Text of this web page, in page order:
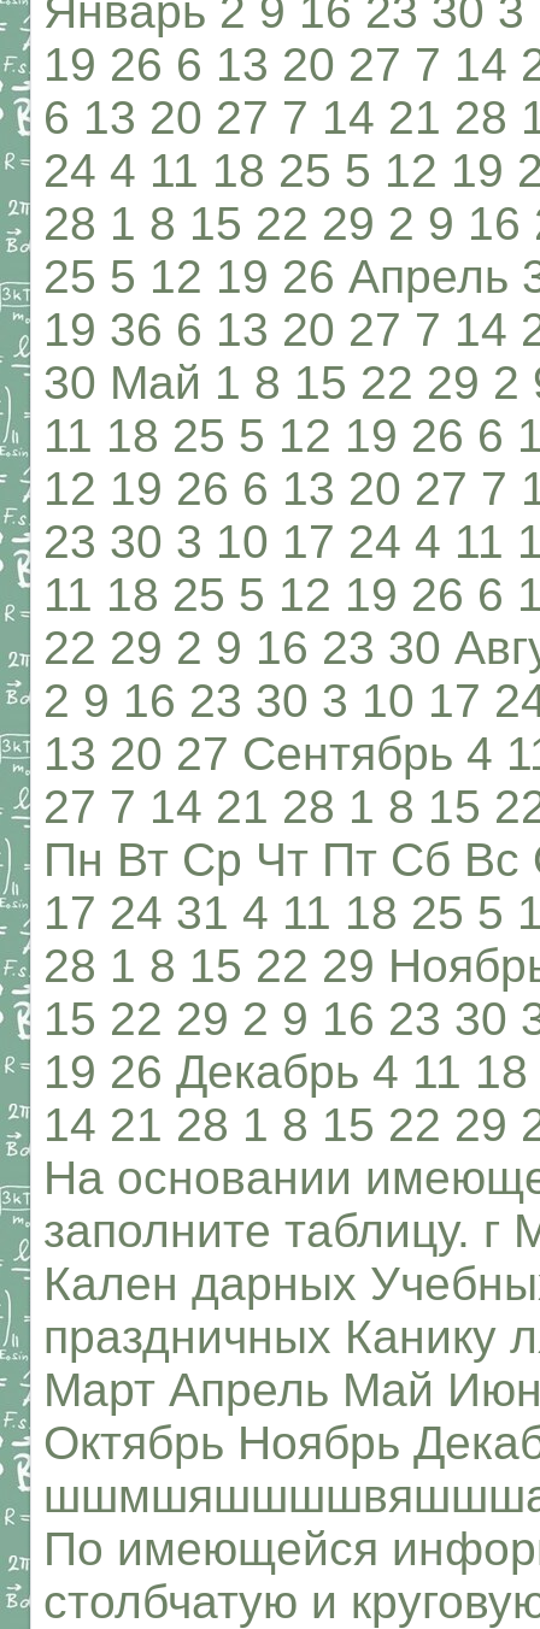
Январь 2 9 16 23 30
19 26 6 13 20 27 7 14
6 13 20 27 7 14 21 28
24 4 11 18 25 5 12 19
28 1 8 15 22 29 2 9
25 5 12 19 26 Апрель
19 36 6 13 20 27 7 14
30 Май 1 8 15 22 29 2
11 18 25 5 12 19 26 6
12 19 26 6 13 20 27 7
23 30 3 10 17 24 4 11
11 18 25 5 12 19 26 6
22 29 2 9 16 23 30
2 9 16 23 30 3 10 17
13 20 27 Сентябрь 4
27 7 14 21 28 1 8 15
Пн Вт Ср Чт Пт Сб Вс
17 24 31 4 11 18 25 5
28 1 8 15 22 29
15 22 29 2 9 16 23 30
19 26 Декабрь 4 11
14 21 28 1 8 15 22 29
На основании
заполните таблицу.
Кален дарных
праздничных Канику
Март Апрель Май
Октябрь Ноябрь
По имеющейся
столбчатую и